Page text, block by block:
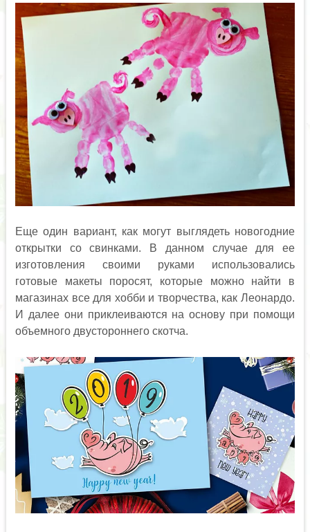
Еще один вариант, как могут выглядеть новогодние
открытки со свинками. В данном случае для ее
изготовления своими руками использовались
готовые макеты поросят, которые можно найти в
магазинах все для хобби и творчества, как Леонардо.
И далее они приклеиваются на основу при помощи
объемного двустороннего скотча.